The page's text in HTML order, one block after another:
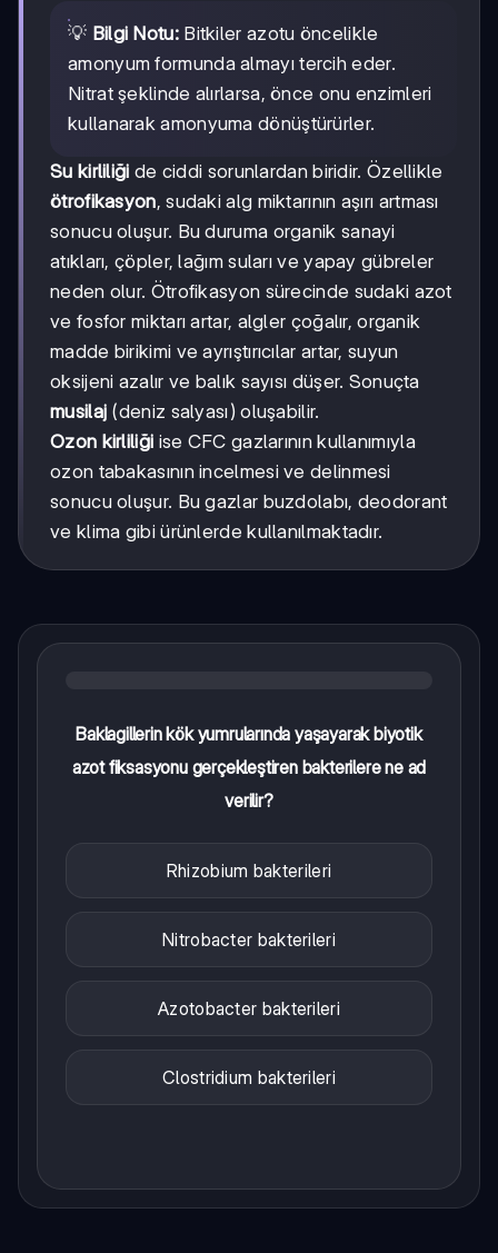
💡 Bilgi Notu:Bitkiler azotu öncelikle
amonyum formunda almayı tercih eder.
Nitrat şeklinde alırlarsa, önce onu enzimleri
kullanarak amonyuma dönüştürürler.
Su kirliliği de ciddi sorunlardan biridir. Özellikle
ötrofikasyon, sudaki alg miktarının aşırı artması
sonucu oluşur. Bu duruma organik sanayi
atıkları, çöpler, lağım suları ve yapay gübreler
neden olur. Ötrofikasyon sürecinde sudaki azot
ve fosfor miktarı artar, algler çoğalır, organik
madde birikimi ve ayrıştırıcılar artar, suyun
oksijeni azalır ve balık sayısı düşer. Sonuçta
musilaj (deniz salyası) oluşabilir.
Ozon kirliliği ise CFC gazlarının kullanımıyla
ozon tabakasının incelmesi ve delinmesi
sonucu oluşur. Bu gazlar buzdolabı, deodorant
ve klima gibi ürünlerde kullanılmaktadır.
Baklagillerin kök yumrularında yaşayarak biyotik
azot fiksasyonu gerçekleştiren bakterilere ne ad
verilir?
Rhizobium bakterileri
Nitrobacter bakterileri
Azotobacter bakterileri
Clostridium bakterileri